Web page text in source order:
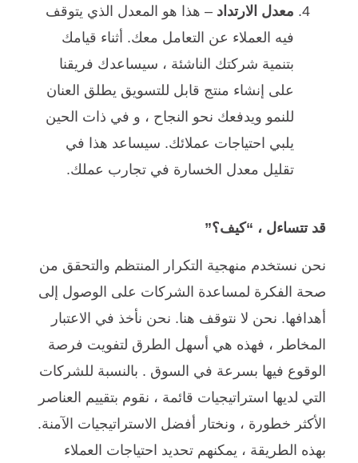
معدل الارتداد – هذا هو المعدل الذي يتوقف
فيه العملاء عن التعامل معك. أثناء قيامك
بتنمية شركتك الناشئة ، سيساعدك فريقنا
على إنشاء منتج قابل للتسويق يطلق العنان
للنمو ويدفعك نحو النجاح ، و في ذات الحين
يلبي احتياجات عملائك. سيساعد هذا في
تقليل معدل الخسارة في تجارب عملك.
قد تتساءل ، “كيف؟”
نحن نستخدم منهجية التكرار المنتظم والتحقق من
صحة الفكرة لمساعدة الشركات على الوصول إلى
أهدافها. نحن لا نتوقف هنا. نحن نأخذ في الاعتبار
المخاطر ، فهذه هي أسهل الطرق لتفويت فرصة
الوقوع فيها بسرعة في السوق . بالنسبة للشركات
التي لديها استراتيجيات قائمة ، نقوم بتقييم العناصر
الأكثر خطورة ، ونختار أفضل الاستراتيجيات الآمنة.
بهذه الطريقة ، يمكنهم تحديد احتياجات العملاء